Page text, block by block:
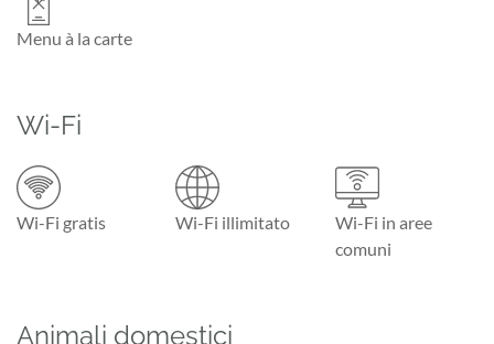
Menu à la carte
Wi-Fi
Wi-Fi gratis Wi-Fi illimitato
Wi-Fi in aree
comuni
Animali domestici